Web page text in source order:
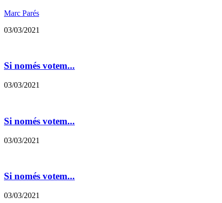
Marc Parés
03/03/2021
Si només votem...
03/03/2021
Si només votem...
03/03/2021
Si només votem...
03/03/2021